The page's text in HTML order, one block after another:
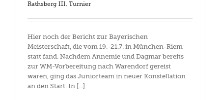
Rathsberg III, Turnier
Hier noch der Bericht zur Bayerischen
Meisterschaft, die vom 19.-21.7. in München-Riem
statt fand. Nachdem Annemie und Dagmar bereits
zur WM-Vorbereitung nach Warendorf gereist
waren, ging das Juniorteam in neuer Konstellation
an den Start. In [...]